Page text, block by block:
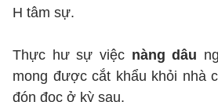
H tâm sự.
Thực hư sự việc nàng dâu
mong được cắt khẩu khỏi nhà
đón đọc ở kỳ sau.